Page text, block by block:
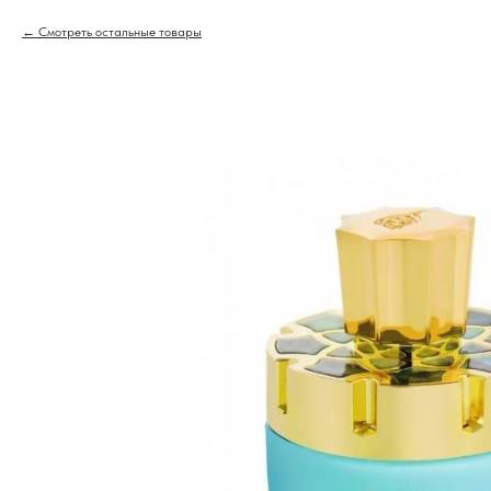
Смотреть остальные товары